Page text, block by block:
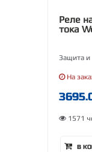
Реле
тока
Защита и
На
1571
В